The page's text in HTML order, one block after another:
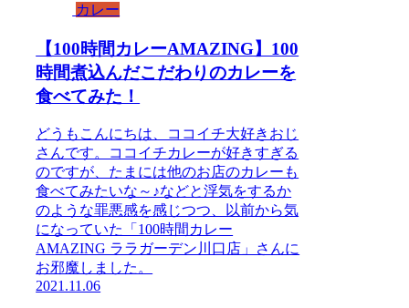
カレー
【100時間カレーAMAZING】100
時間煮込んだこだわりのカレーを
食べてみた！
どうもこんにちは、ココイチ大好きおじ
さんです。ココイチカレーが好きすぎる
のですが、たまには他のお店のカレーも
食べてみたいな～♪などと浮気をするか
のような罪悪感を感じつつ、以前から気
になっていた「100時間カレー
AMAZING ララガーデン川口店」さんに
お邪魔しました。
2021.11.06